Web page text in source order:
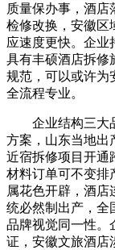
质量保办事，酒店
检修改换，安徽区
应速度更快。企业
具有丰硕酒店拆修
规范，可以或许为
全流程专业。
企业结构三大品
方案，山东当地出
近宿拆修项目开通
材料订单可不变排
属花色开辟，酒店
统必然制出产，全
品牌视觉同一性。
证，安徽文旅酒店